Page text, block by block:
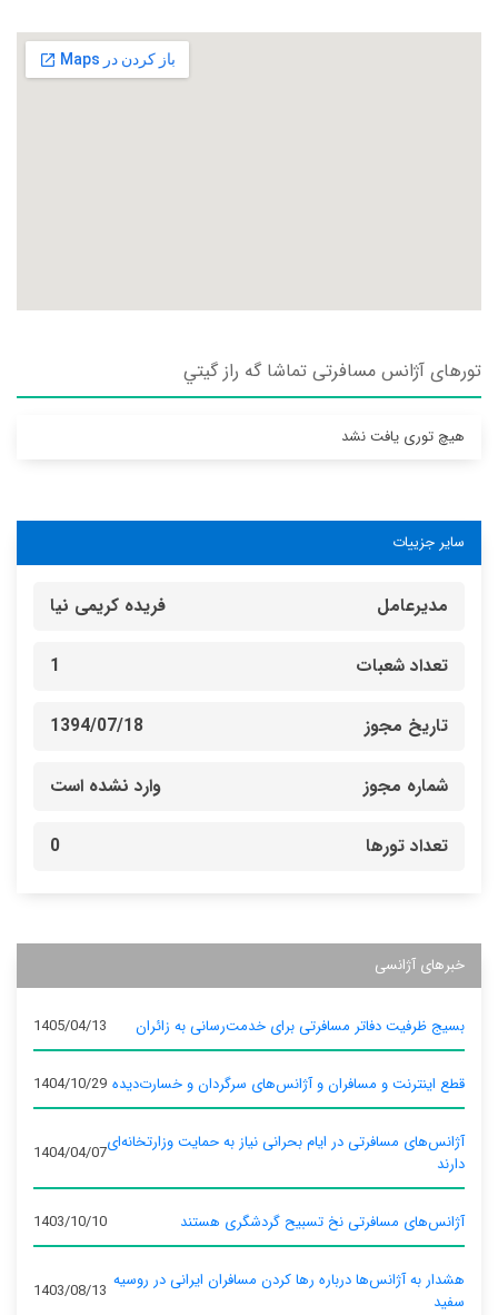
تورهای آژانس مسافرتی تماشا گه راز گيتي
هیچ توری یافت نشد
سایر جزییات
مدیرعامل فریده کریمی نیا
تعداد شعبات 1
تاریخ مجوز 1394/07/18
شماره مجوز وارد نشده است
تعداد تورها 0
خبرهای آژانسی
بسیج ظرفیت دفاتر مسافرتی برای خدمت‌رسانی به زائران 1405/04/13
قطع اینترنت و مسافران و آژانس‌های سرگردان و خسارت‌دیده 1404/10/29
آژانس‌های مسافرتی در ایام بحرانی نیاز به حمایت وزارتخانه‌ای
دارند
1404/04/07
آژانس‌های مسافرتی نخ تسبیح گردشگری هستند 1403/10/10
هشدار به آژانس‌ها درباره رها کردن مسافران ایرانی در روسیه
سفید
1403/08/13